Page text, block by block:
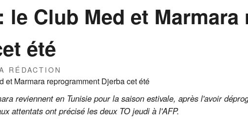
le Club Med et
été
RÉDACTION
reviennent en Tunisie pour la saison estivale, après l'avoir
attentats ont précisé les deux TO jeudi à l'AFP.